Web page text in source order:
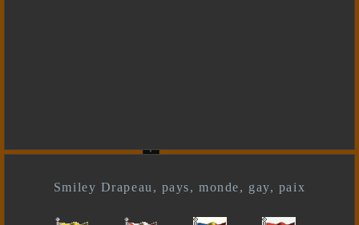
Smiley Drapeau, pays, monde, gay, paix